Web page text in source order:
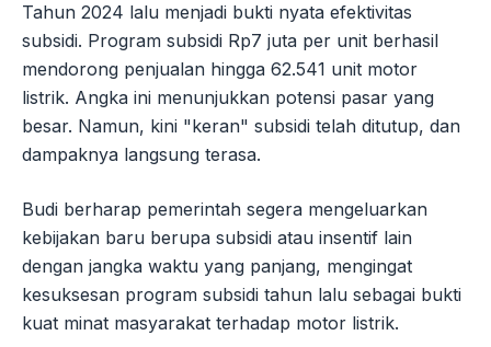
Tahun 2024 lalu menjadi bukti nyata efektivitas
subsidi. Program subsidi Rp7 juta per unit berhasil
mendorong penjualan hingga 62.541 unit motor
listrik. Angka ini menunjukkan potensi pasar yang
besar. Namun, kini "keran" subsidi telah ditutup, dan
dampaknya langsung terasa.
Budi berharap pemerintah segera mengeluarkan
kebijakan baru berupa subsidi atau insentif lain
dengan jangka waktu yang panjang, mengingat
kesuksesan program subsidi tahun lalu sebagai bukti
kuat minat masyarakat terhadap motor listrik.